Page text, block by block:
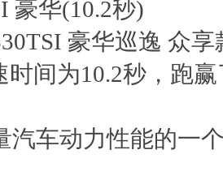
豪华(10.2秒)
豪华巡逸 众享
时间为10.2秒，跑
汽车动力性能的一